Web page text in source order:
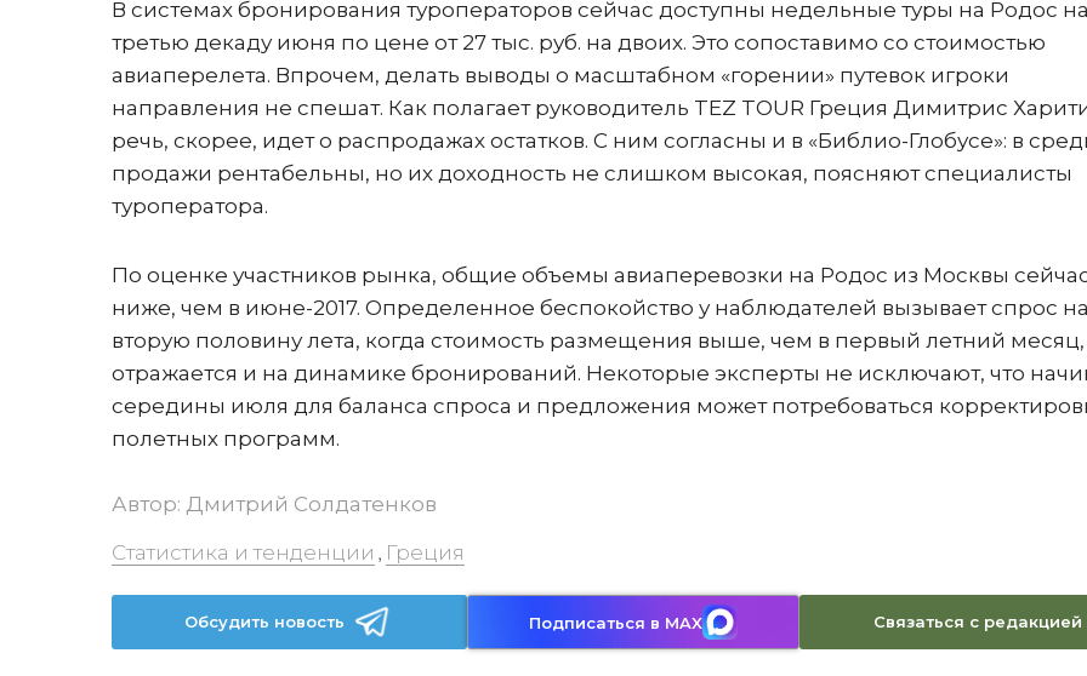
В системах бронирования туроператоров сейчас доступны недельные туры на Родос на
третью декаду июня по цене от 27 тыс. руб. на двоих. Это сопоставимо со стоимостью
авиаперелета. Впрочем, делать выводы о масштабном «горении» путевок игроки
направления не спешат. Как полагает руководитель TEZ TOUR Греция Димитрис
речь, скорее, идет о распродажах остатков. С ним согласны и в «Библио-Глобусе»: в
продажи рентабельны, но их доходность не слишком высокая, поясняют специалисты
туроператора.
По оценке участников рынка, общие объемы авиаперевозки на Родос из Москвы сейчас
ниже, чем в июне-2017. Определенное беспокойство у наблюдателей вызывает спрос на
вторую половину лета, когда стоимость размещения выше, чем в первый летний месяц,
отражается и на динамике бронирований. Некоторые эксперты не исключают, что
середины июля для баланса спроса и предложения может потребоваться
полетных программ.
Автор: Дмитрий Солдатенков
Статистика и тенденции , Греция
Обсудить новость Подписаться в MAX Связаться с редакцией